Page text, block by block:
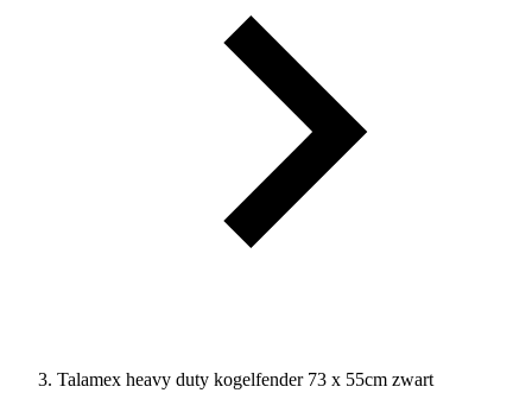
Talamex heavy duty kogelfender 73 x 55cm zwart